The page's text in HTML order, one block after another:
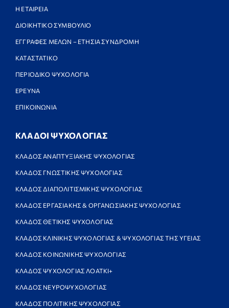
Η ΕΤΑΙΡΕΙΑ
ΔΙΟΙΚΗΤΙΚΟ ΣΥΜΒΟΥΛΙΟ
ΕΓΓΡΑΦΕΣ ΜΕΛΩΝ – ΕΤΗΣΙΑ ΣΥΝΔΡΟΜΗ
ΚΑΤΑΣΤΑΤΙΚΟ
ΠΕΡΙΟΔΙΚΟ ΨΥΧΟΛΟΓΙΑ
ΕΡΕΥΝΑ
ΕΠΙΚΟΙΝΩΝΙΑ
ΚΛΑΔΟΙ ΨΥΧΟΛΟΓΙΑΣ
ΚΛΑΔΟΣ ΑΝΑΠΤΥΞΙΑΚΗΣ ΨΥΧΟΛΟΓΙΑΣ
ΚΛΑΔΟΣ ΓΝΩΣΤΙΚΗΣ ΨΥΧΟΛΟΓΙΑΣ
ΚΛΑΔΟΣ ΔΙΑΠΟΛΙΤΙΣΜΙΚΗΣ ΨΥΧΟΛΟΓΙΑΣ
ΚΛΑΔΟΣ ΕΡΓΑΣΙΑΚΗΣ & ΟΡΓΑΝΩΣΙΑΚΗΣ ΨΥΧΟΛΟΓΙΑΣ
ΚΛΑΔΟΣ ΘΕΤΙΚΗΣ ΨΥΧΟΛΟΓΙΑΣ
ΚΛΑΔΟΣ ΚΛΙΝΙΚΗΣ ΨΥΧΟΛΟΓΙΑΣ & ΨΥΧΟΛΟΓΙΑΣ ΤΗΣ ΥΓΕΙΑΣ
ΚΛΑΔΟΣ ΚΟΙΝΩΝΙΚΗΣ ΨΥΧΟΛΟΓΙΑΣ
ΚΛΑΔΟΣ ΨΥΧΟΛΟΓΙΑΣ ΛΟΑΤΚΙ+
ΚΛΑΔΟΣ ΝΕΥΡΟΨΥΧΟΛΟΓΙΑΣ
ΚΛΑΔΟΣ ΠΟΛΙΤΙΚΗΣ ΨΥΧΟΛΟΓΙΑΣ